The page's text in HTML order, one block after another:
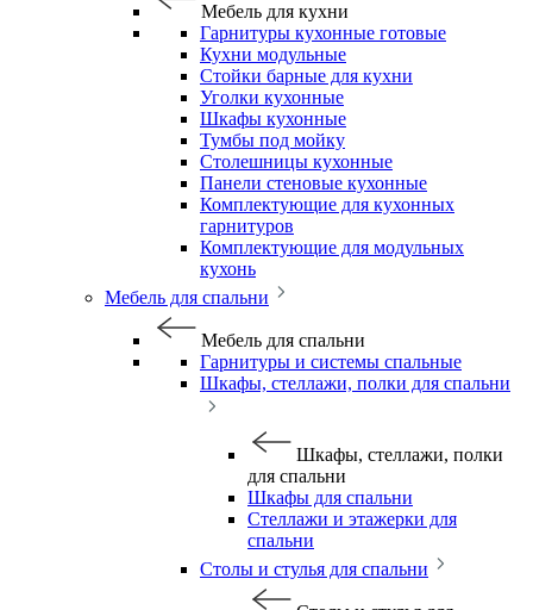
Мебель для кухни
Гарнитуры кухонные готовые
Кухни модульные
Стойки барные для кухни
Уголки кухонные
Шкафы кухонные
Тумбы под мойку
Столешницы кухонные
Панели стеновые кухонные
Комплектующие для кухонных
гарнитуров
Комплектующие для модульных
кухонь
Мебель для спальни
Мебель для спальни
Гарнитуры и системы спальные
Шкафы, стеллажи, полки для спальни
Шкафы, стеллажи, полки
для спальни
Шкафы для спальни
Стеллажи и этажерки для
спальни
Столы и стулья для спальни